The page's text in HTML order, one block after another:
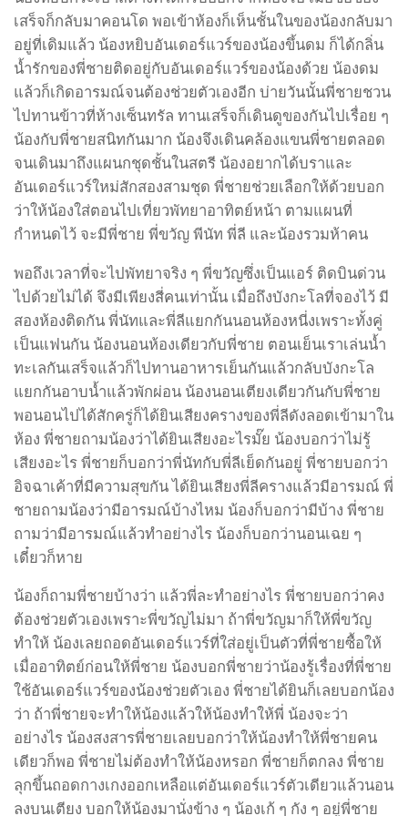
เสร็จก็กลับมาคอนโด พอเข้าห้องก็เห็นชั้นในของน้องกลับมา
อยู่ที่เดิมแล้ว น้องหยิบอันเดอร์แวร์ของน้องขึ้นดม ก็ได้กลิ่น
น้ำรักของพี่ชายติดอยู่กับอันเดอร์แวร์ของน้องด้วย น้องดม
แล้วก็เกิดอารมณ์จนต้องช่วยตัวเองอีก บ่ายวันนั้นพี่ชายชวน
ไปทานข้าวที่ห้างเซ็นทรัล ทานเสร็จก็เดินดูของกันไปเรื่อย ๆ
น้องกับพี่ชายสนิทกันมาก น้องจึงเดินคล้องแขนพี่ชายตลอด
จนเดินมาถึงแผนกชุดชั้นในสตรี น้องอยากได้บราและ
อันเดอร์แวร์ใหม่สักสองสามชุด พี่ชายช่วยเลือกให้ด้วยบอก
ว่าให้น้องใส่ตอนไปเที่ยวพัทยาอาทิตย์หน้า ตามแผนที่
กำหนดไว้ จะมีพี่ชาย พี่ขวัญ พีนัท พี่ลี และน้องรวมห้าคน
พอถึงเวลาที่จะไปพัทยาจริง ๆ พี่ขวัญซึ่งเป็นแอร์ ติดบินด่วน
ไปด้วยไม่ได้ จึงมีเพียงสี่คนเท่านั้น เมื่อถึงบังกะโลที่จองไว้ มี
สองห้องติดกัน พี่นัทและพี่ลีแยกกันนอนห้องหนี่งเพราะทั้งคู่
เป็นแฟนกัน น้องนอนห้องเดียวกับพี่ชาย ตอนเย็นเราเล่นน้ำ
ทะเลกันเสร็จแล้วก็ไปทานอาหารเย็นกันแล้วกลับบังกะโล
แยกกันอาบน้ำแล้วพักผ่อน น้องนอนเตียงเดียวกันกับพี่ชาย
พอนอนไปได้สักครู่ก็ได้ยินเสียงครางของพี่ลีดังลอดเข้ามาใน
ห้อง พี่ชายถามน้องว่าได้ยินเสียงอะไรมั๊ย น้องบอกว่าไม่รู้
เสียงอะไร พี่ชายก็บอกว่าพี่นัทกับพี่ลีเย็ดกันอยู่ พี่ชายบอกว่า
อิจฉาเค้าที่มีความสุขกัน ได้ยินเสียงพี่ลีครางแล้วมีอารมณ์ พี่
ชายถามน้องว่ามีอารมณ์บ้างไหม น้องก็บอกว่ามีบ้าง พี่ชาย
ถามว่ามีอารมณ์แล้วทำอย่างไร น้องก็บอกว่านอนเฉย ๆ
เดี๋ยวก็หาย
น้องก็ถามพี่ชายบ้างว่า แล้วพี่ละทำอย่างไร พี่ชายบอกว่าคง
ต้องช่วยตัวเองเพราะพี่ขวัญไม่มา ถ้าพี่ขวัญมาก็ให้พี่ขวัญ
ทำให้ น้องเลยถอดอันเดอร์แวร์ที่ใส่อยู่เป็นตัวที่พี่ชายซื้อให้
เมื่ออาทิตย์ก่อนให้พี่ชาย น้องบอกพี่ชายว่าน้องรู้เรื่องที่พี่ชาย
ใช้อันเดอร์แวร์ของน้องช่วยตัวเอง พี่ชายได้ยินก็เลยบอกน้อง
ว่า ถ้าพี่ชายจะทำให้น้องแล้วให้น้องทำให้พี่ น้องจะว่า
อย่างไร น้องสงสารพี่ชายเลยบอกว่าให้น้องทำให้พี่ชายคน
เดียวก็พอ พี่ชายไม่ต้องทำให้น้องหรอก พี่ชายก็ตกลง พี่ชาย
ลุกขึ้นถอดกางเกงออกเหลือแต่อันเดอร์แวร์ตัวเดียวแล้วนอน
ลงบนเตียง บอกให้น้องมานั่งข้าง ๆ น้องเก้ ๆ กัง ๆ อยู่พี่ชาย